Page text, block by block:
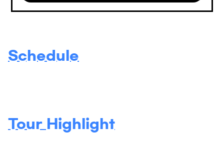
Schedule
Tour Highlight